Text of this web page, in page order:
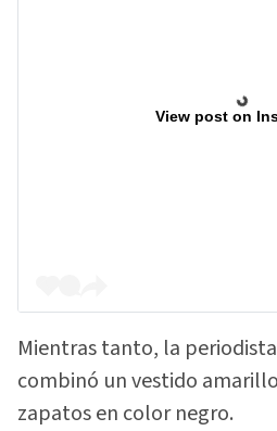
View post on
Mientras tanto, la
combinó un vestido
zapatos en color negro.